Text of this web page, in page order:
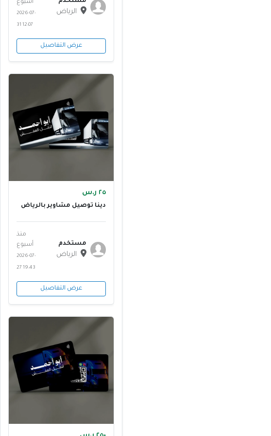
الرياض
أسبوع
2026-07-
31 12:07
عرض التفاصيل
٢٥ ر.س
دينا توصيل مشاوير بالرياض
مستخدم
الرياض
منذ
أسبوع
2026-07-
27 19:43
عرض التفاصيل